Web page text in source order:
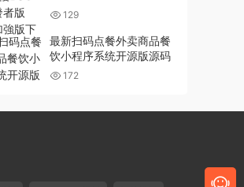
強版下載
129
最新扫码点餐外卖商品餐
饮小程序系统开源版源码
172